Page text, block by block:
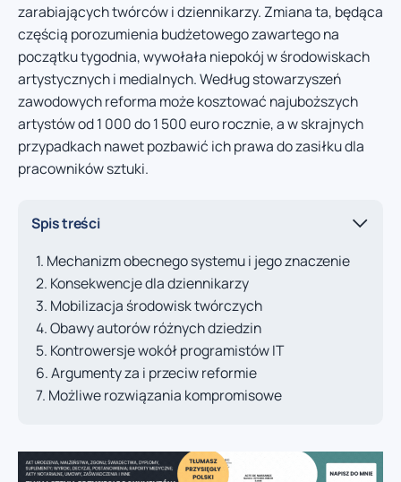
zarabiających twórców i dziennikarzy. Zmiana ta, będąca
częścią porozumienia budżetowego zawartego na
początku tygodnia, wywołała niepokój w środowiskach
artystycznych i medialnych. Według stowarzyszeń
zawodowych reforma może kosztować najuboższych
artystów od 1 000 do 1 500 euro rocznie, a w skrajnych
przypadkach nawet pozbawić ich prawa do zasiłku dla
pracowników sztuki.
Spis treści
Mechanizm obecnego systemu i jego znaczenie
Konsekwencje dla dziennikarzy
Mobilizacja środowisk twórczych
Obawy autorów różnych dziedzin
Kontrowersje wokół programistów IT
Argumenty za i przeciw reformie
Możliwe rozwiązania kompromisowe